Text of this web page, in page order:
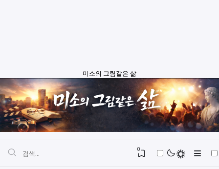
미소의 그림같은 삶
0